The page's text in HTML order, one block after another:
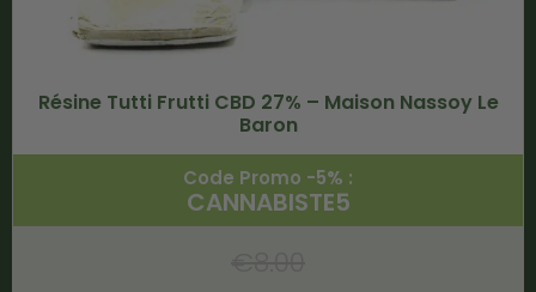
Résine Tutti Frutti CBD 27% – Maison Nassoy Le
Baron
Code Promo -5% :
CANNABISTE5